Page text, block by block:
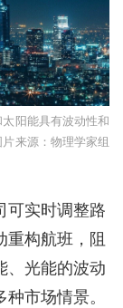
阳能具有波动性和
来源：物理学家组
可实时调整路
重构航班，阻
、光能的波动
市场情景。